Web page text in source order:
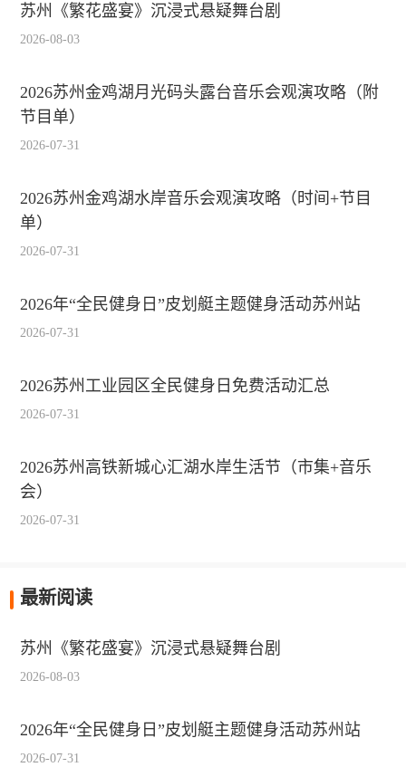
苏州《繁花盛宴》沉浸式悬疑舞台剧
2026-08-03
2026苏州金鸡湖月光码头露台音乐会观演攻略（附
节目单）
2026-07-31
2026苏州金鸡湖水岸音乐会观演攻略（时间+节目
单）
2026-07-31
2026年“全民健身日”皮划艇主题健身活动苏州站
2026-07-31
2026苏州工业园区全民健身日免费活动汇总
2026-07-31
2026苏州高铁新城心汇湖水岸生活节（市集+音乐
会）
2026-07-31
最新阅读
苏州《繁花盛宴》沉浸式悬疑舞台剧
2026-08-03
2026年“全民健身日”皮划艇主题健身活动苏州站
2026-07-31